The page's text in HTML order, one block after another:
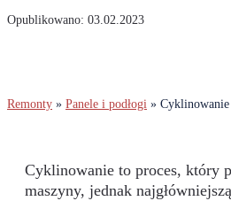
03.02.2023
Remonty » Panele i podłogi » Cyklinowanie
Cyklinowanie to proces, który
maszyny, jednak